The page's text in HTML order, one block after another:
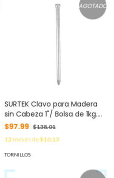
AGOTADO
SURTEK Clavo para Madera
sin Cabeza 1"/ Bolsa de 1kg.
MOD: SYS-CLM-1
$97.99 $138.01
12meses de$10.13
TORNILLOS